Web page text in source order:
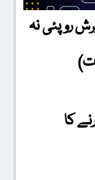
روپئی نہ
کا